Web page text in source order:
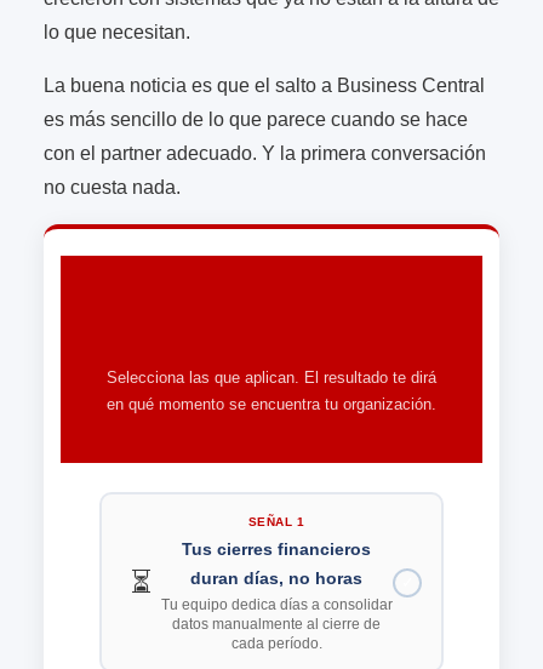
lo que necesitan.
La buena noticia es que el salto a Business Central
es más sencillo de lo que parece cuando se hace
con el partner adecuado. Y la primera conversación
no cuesta nada.
Selecciona las que aplican. El resultado te dirá
en qué momento se encuentra tu organización.
⏳
SEÑAL 1
Tus cierres financieros
duran días, no horas
Tu equipo dedica días a consolidar
datos manualmente al cierre de
cada período.